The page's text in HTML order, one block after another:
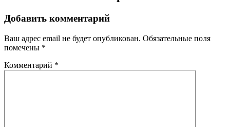
Добавить комментарий
Ваш адрес email не будет опубликован. Обязательные поля
помечены *
Комментарий *